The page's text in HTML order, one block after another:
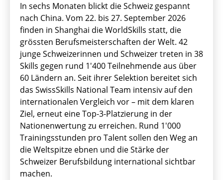
In sechs Monaten blickt die Schweiz gespannt
nach China. Vom 22. bis 27. September 2026
finden in Shanghai die WorldSkills statt, die
grössten Berufsmeisterschaften der Welt. 42
junge Schweizerinnen und Schweizer treten in 38
Skills gegen rund 1'400 Teilnehmende aus über
60 Ländern an. Seit ihrer Selektion bereitet sich
das SwissSkills National Team intensiv auf den
internationalen Vergleich vor – mit dem klaren
Ziel, erneut eine Top-3-Platzierung in der
Nationenwertung zu erreichen. Rund 1'000
Trainingsstunden pro Talent sollen den Weg an
die Weltspitze ebnen und die Stärke der
Schweizer Berufsbildung international sichtbar
machen.